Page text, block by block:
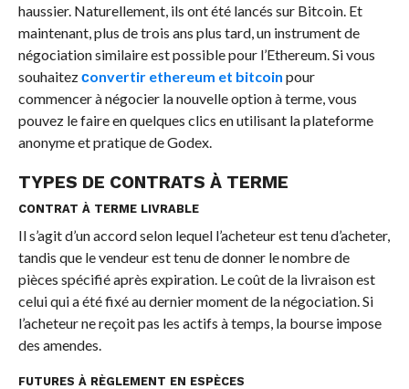
haussier. Naturellement, ils ont été lancés sur Bitcoin. Et
maintenant, plus de trois ans plus tard, un instrument de
négociation similaire est possible pour l’Ethereum. Si vous
souhaitezсonvertir ethereum et bitcoin pour
commencer à négocier la nouvelle option à terme, vous
pouvez le faire en quelques clics en utilisant la plateforme
anonyme et pratique de Godex.
TYPES DE CONTRATS À TERME
CONTRAT À TERME LIVRABLE
Il s’agit d’un accord selon lequel l’acheteur est tenu d’acheter,
tandis que le vendeur est tenu de donner le nombre de
pièces spécifié après expiration. Le coût de la livraison est
celui qui a été fixé au dernier moment de la négociation. Si
l’acheteur ne reçoit pas les actifs à temps, la bourse impose
des amendes.
FUTURES À RÈGLEMENT EN ESPÈCES